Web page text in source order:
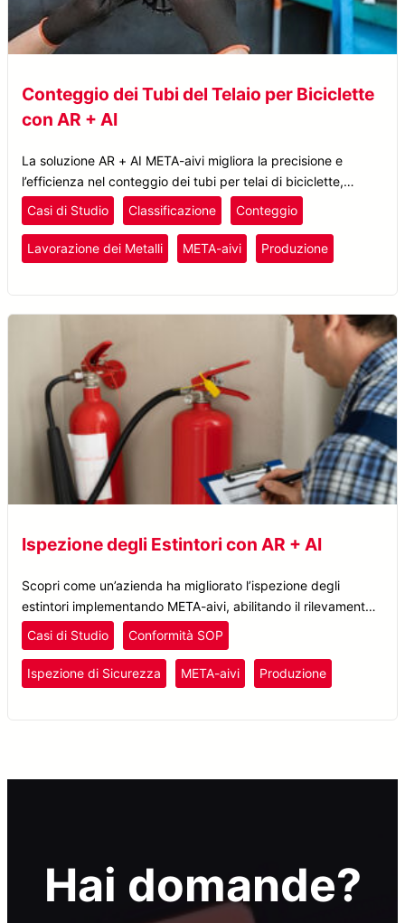
Conteggio dei Tubi del Telaio per Biciclette
con AR + AI
La soluzione AR + AI META-aivi migliora la precisione e
l’efficienza nel conteggio dei tubi per telai di biciclette,
riducendo gli errori e aumentando la produttività.
Casi di Studio Classificazione Conteggio
Lavorazione dei Metalli META-aivi Produzione
Ispezione degli Estintori con AR + AI
Scopri come un’azienda ha migliorato l’ispezione degli
estintori implementando META-aivi, abilitando il rilevamento
in tempo reale dei problemi, ottimizzando i processi e
riducendo i tempi del 60%.
Casi di Studio Conformità SOP
Ispezione di Sicurezza META-aivi Produzione
Hai domande?